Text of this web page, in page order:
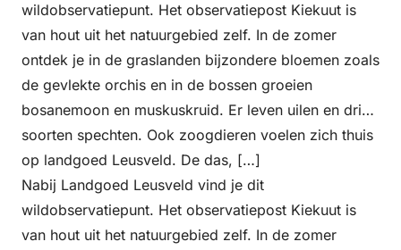
wildobservatiepunt. Het observatiepost Kiekuut is
van hout uit het natuurgebied zelf. In de zomer
ontdek je in de graslanden bijzondere bloemen zoals
de gevlekte orchis en in de bossen groeien
bosanemoon en muskuskruid. Er leven uilen en drie
soorten spechten. Ook zoogdieren voelen zich thuis
op landgoed Leusveld. De das, […]
Nabij Landgoed Leusveld vind je dit
wildobservatiepunt. Het observatiepost Kiekuut is
van hout uit het natuurgebied zelf. In de zomer